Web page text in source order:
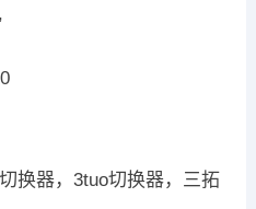
换器，3tuo切换器，三拓